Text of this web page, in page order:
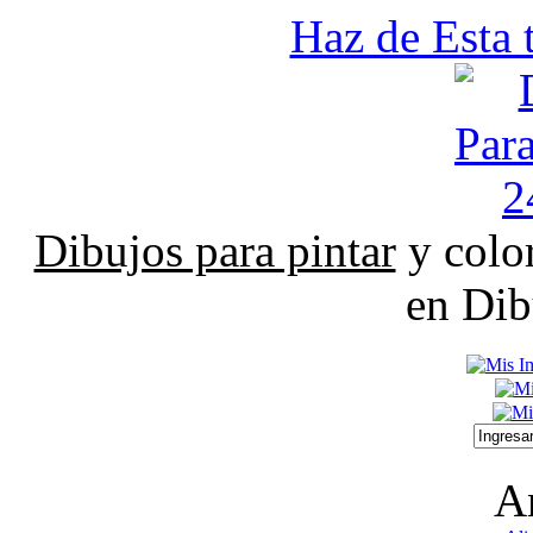
Haz de
Dibujos para pintary
en